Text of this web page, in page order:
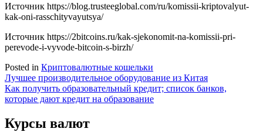
Источник https://blog.trusteeglobal.com/ru/komissii-kriptovalyut-
kak-oni-rasschityvayutsya/
Источник https://2bitcoins.ru/kak-sjekonomit-na-komissii-pri-
perevode-i-vyvode-bitcoin-s-birzh/
Posted in Криптовалютные кошельки
Навигация
по
Лучшее производительное оборудование из Китая
Как получить образовательный кредит; список банков,
которые дают кредит на образование
Курсы валют